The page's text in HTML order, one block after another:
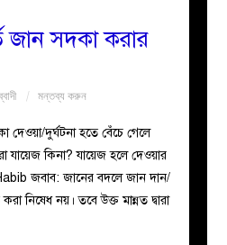
জান সদকা করার
মন্তব্য করুন
দেওয়া/দুর্ঘটনা হতে বেঁচে গেলে
যায়েজ কিনা? যায়েজ হলে দেওয়ার
জবাব: জানের বদলে জান দান/
নিষেধ নয়। তবে উক্ত মান্নত দ্বারা